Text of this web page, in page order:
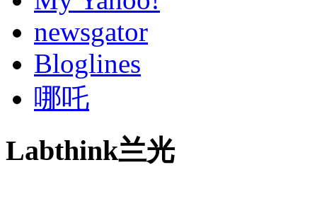
newsgator
Bloglines
哪吒
Labthink兰光